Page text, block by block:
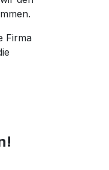
Firma